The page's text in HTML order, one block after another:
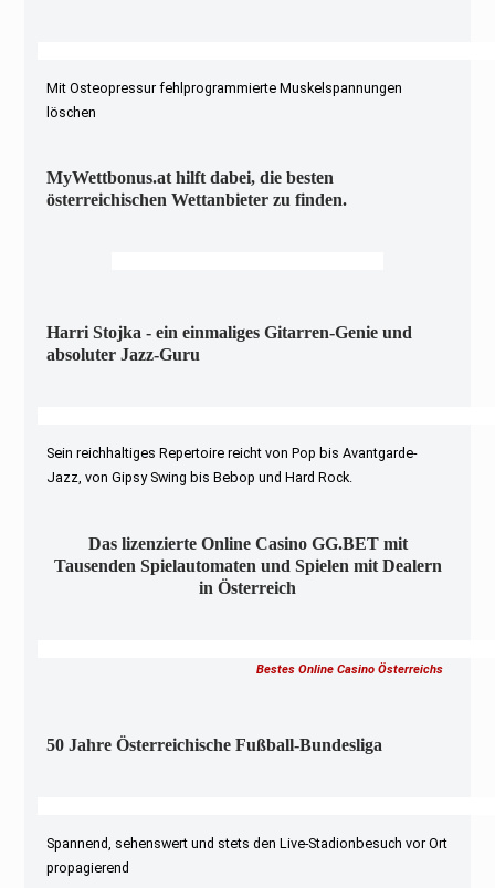
Mit Osteopressur fehlprogrammierte Muskelspannungen
löschen
MyWettbonus.at hilft dabei, die besten
österreichischen Wettanbieter zu finden.
Harri Stojka - ein einmaliges Gitarren-Genie und
absoluter Jazz-Guru
Sein reichhaltiges Repertoire reicht von Pop bis Avantgarde-
Jazz, von Gipsy Swing bis Bebop und Hard Rock.
Das lizenzierte Online Casino GG.BET mit
Tausenden Spielautomaten und Spielen mit Dealern
in Österreich
Bestes Online Casino Österreichs
50 Jahre Österreichische Fußball-Bundesliga
Spannend, sehenswert und stets den Live-Stadionbesuch vor Ort
propagierend